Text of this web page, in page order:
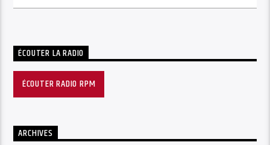
ÉCOUTER LA RADIO
ÉCOUTER RADIO RPM
ARCHIVES